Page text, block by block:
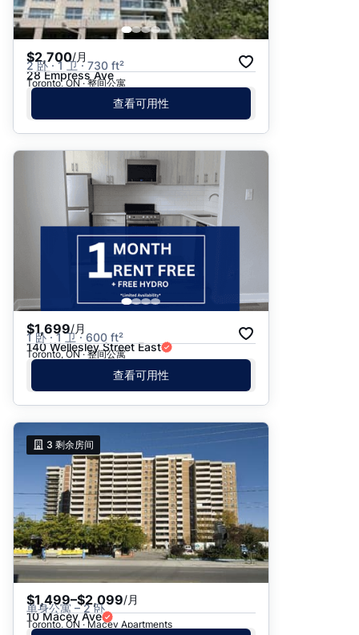
$2,700/月
2 卧 · 1 卫 · 730 ft²
28 Empress Ave
Toronto, ON · 整间公寓
查看可用性
$1,699/月
1 卧 · 1 卫 · 600 ft²
140 Wellesley Street East
Toronto, ON · 整间公寓
查看可用性
3 剩余房间
$1,499–$2,099/月
单身公寓 – 2 卧
10 Macey Ave
Toronto, ON · Macey Apartments